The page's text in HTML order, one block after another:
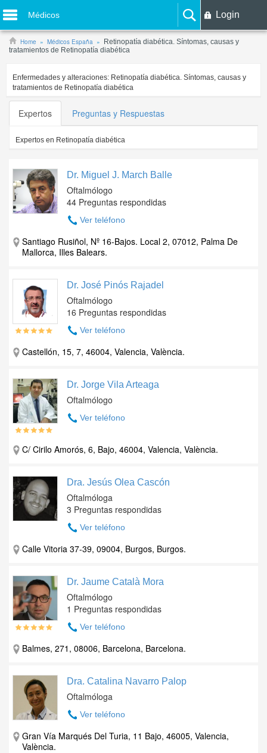
Médicos Login
Home Médicos España
Retinopatía diabética. Síntomas, causas y
tratamientos de Retinopatía diabética
Enfermedades y alteraciones: Retinopatía diabética. Síntomas, causas y
tratamientos de Retinopatía diabética
Expertos Preguntas y Respuestas
Expertos en Retinopatía diabética
Dr. Miguel J. March Balle
Oftalmólogo
44 Preguntas respondidas
Ver teléfono
Santiago Rusiñol, Nº 16-Bajos. Local 2, 07012, Palma De
Mallorca, Illes Balears.
Dr. José Pinós Rajadel
Oftalmólogo
16 Preguntas respondidas
Ver teléfono
Castellón, 15, 7, 46004, Valencia, València.
Dr. Jorge Vila Arteaga
Oftalmólogo
Ver teléfono
C/ Cirilo Amorós, 6, Bajo, 46004, Valencia, València.
Dra. Jesús Olea Cascón
Oftalmóloga
3 Preguntas respondidas
Ver teléfono
Calle Vitoria 37-39, 09004, Burgos, Burgos.
Dr. Jaume Català Mora
Oftalmólogo
1 Preguntas respondidas
Ver teléfono
Balmes, 271, 08006, Barcelona, Barcelona.
Dra. Catalina Navarro Palop
Oftalmóloga
Ver teléfono
Gran Vía Marqués Del Turia, 11 Bajo, 46005, Valencia,
València.